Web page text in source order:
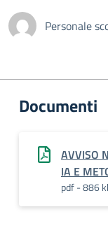
Personale
Documenti
AVVISO
IA E
pdf - 886